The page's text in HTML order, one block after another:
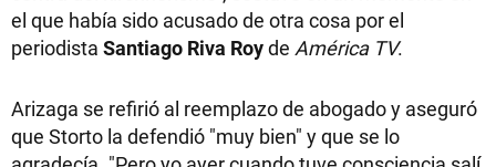
el que había sido acusado de otra cosa por el
periodista Santiago Riva Royde América TV.
Arizaga se refirió al reemplazo de abogado y aseguró
que Storto la defendió "muy bien" y que se lo